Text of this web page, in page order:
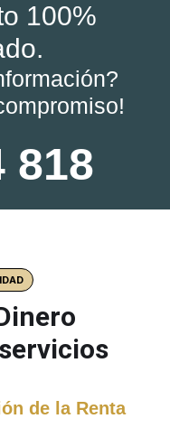
100%
818
de la Renta